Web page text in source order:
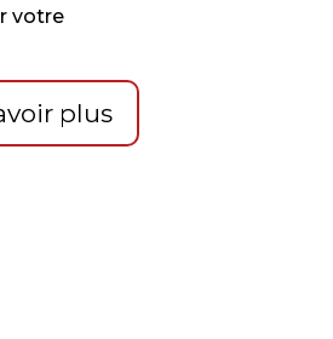
votre
plus